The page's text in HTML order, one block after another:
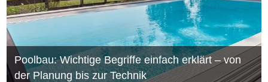
Poolbau: Wichtige Begriffe einfach erklärt – von
der Planung bis zur Technik